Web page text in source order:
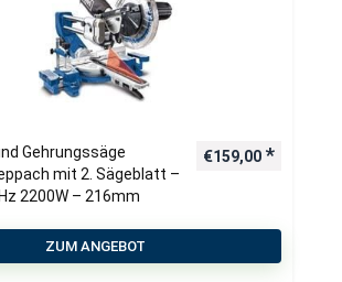
Gehrungssäge
mit 2. Sägeblatt –
2200W – 216mm
€159,00
ZUM ANGEBOT